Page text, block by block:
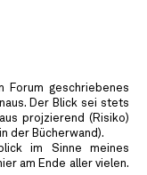
Forum geschriebenes
Der Blick sei stets
projzierend (Risiko)
der Bücherwand).
im Sinne meines
am Ende aller vielen.